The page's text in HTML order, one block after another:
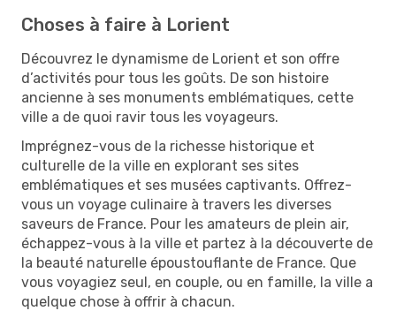
Choses à faire à Lorient
Découvrez le dynamisme de Lorient et son offre
d’activités pour tous les goûts. De son histoire
ancienne à ses monuments emblématiques, cette
ville a de quoi ravir tous les voyageurs.
Imprégnez-vous de la richesse historique et
culturelle de la ville en explorant ses sites
emblématiques et ses musées captivants. Offrez-
vous un voyage culinaire à travers les diverses
saveurs de France. Pour les amateurs de plein air,
échappez-vous à la ville et partez à la découverte de
la beauté naturelle époustouflante de France. Que
vous voyagiez seul, en couple, ou en famille, la ville a
quelque chose à offrir à chacun.